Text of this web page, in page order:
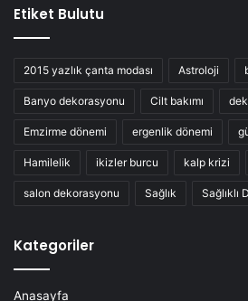
Etiket Bulutu
2015 yazlık çanta modası Astroloji
Banyo dekorasyonu Cilt bakımı
Emzirme dönemi ergenlik dönemi
Hamilelik ikizler burcu kalp krizi
salon dekorasyonu Sağlık Sağlıklı
Kategoriler
Anasayfa